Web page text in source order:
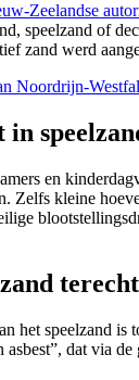
Zeelandse
speelzand of
zand werd
Noordrijn-
en
Zelfs kleine
het speelzand
dat via